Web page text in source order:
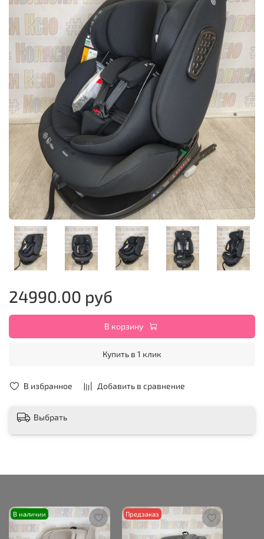
В избранное Добавить в сравнение
24990.00 руб
В корзину
Купить в 1 клик
Выбрать
В наличии Предзаказ